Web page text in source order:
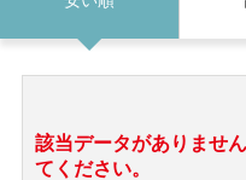
該当データがありませ
てください。